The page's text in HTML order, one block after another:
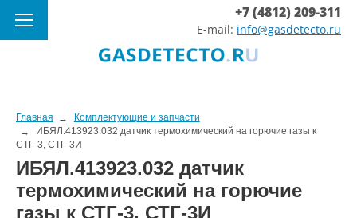
+7 (4812) 209-311
E-mail: info@gasdetecto.ru
Главная
Комплектующие и запчасти
ИБЯЛ.413923.032 датчик термохимический на горючие газы к
СТГ-3, СТГ-3И
ИБЯЛ.413923.032 датчик
термохимический на горючие
газы к СТГ-3, СТГ-3И